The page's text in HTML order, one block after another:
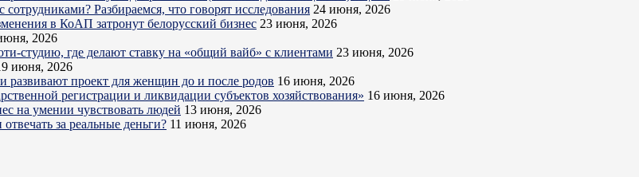
Разбираемся, что говорят исследования 24 июня, 2026
в КоАП затронут белорусский бизнес 23 июня, 2026
2026
студию, где делают ставку на «общий вайб» с клиентами 23 июня, 2026
июня, 2026
проект для женщин до и после родов 16 июня, 2026
регистрации и ликвидации субъектов хозяйствования» 16 июня, 2026
на умении чувствовать людей 13 июня, 2026
за реальные деньги? 11 июня, 2026